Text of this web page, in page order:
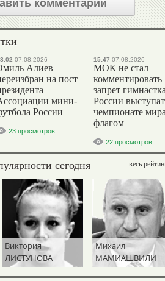
комментарий
07.08.2026
Алиев
на пост
мини-
России
23 просмотров
15:47 07.08.2026
МОК не стал
комментировать
запрет
России
чемпионате
флагом
22 просмотров
весь
сегодня
Виктория
ЛИСТУНОВА
Михаил
МАМИАШВИЛИ